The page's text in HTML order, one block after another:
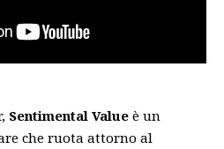
Sentimental Value è un
che ruota attorno al